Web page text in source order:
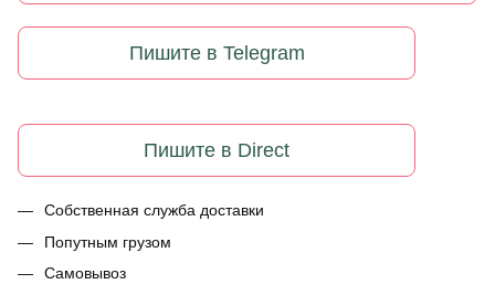
Пишите в Telegram
Пишите в Direct
Собственная служба доставки
Попутным грузом
Самовывоз